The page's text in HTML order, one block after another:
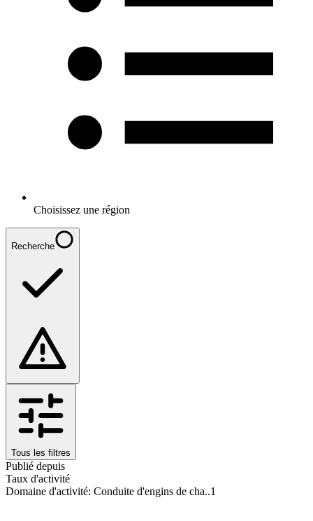
Choisissez une région
Recherche
Tous les filtres
Publié depuis
Taux d'activité
Domaine d'activité: Conduite d'engins de cha..1